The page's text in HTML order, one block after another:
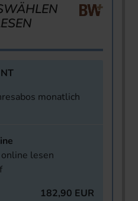
monatlich
lesen
182,90 EUR